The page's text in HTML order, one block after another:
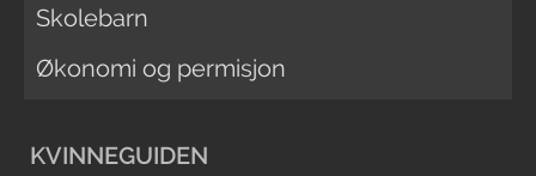
Skolebarn
Økonomi og permisjon
KVINNEGUIDEN